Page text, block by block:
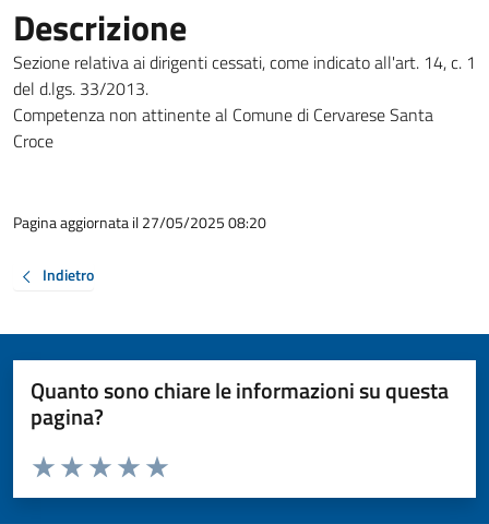
Descrizione
Sezione relativa ai dirigenti cessati, come indicato all'art. 14, c. 1
del d.lgs. 33/2013.
Competenza non attinente al Comune di Cervarese Santa
Croce
Pagina aggiornata il 27/05/2025 08:20
Indietro
Quanto sono chiare le informazioni su questa
pagina?
Valuta da 1 a 5 stelle la pagina
Valuta 5 stelle su 5
Valuta 4 stelle su 5
Valuta 3 stelle su 5
Valuta 2 stelle su 5
Valuta 1 stelle su 5